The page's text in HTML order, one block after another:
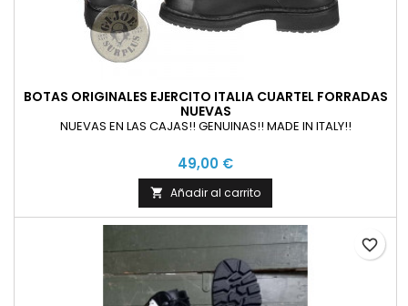
BOTAS ORIGINALES EJERCITO ITALIA CUARTEL FORRADAS
NUEVAS
NUEVAS EN LAS CAJAS!! GENUINAS!! MADE IN ITALY!!
49,00 €
 Añadir al carrito
favorite_border